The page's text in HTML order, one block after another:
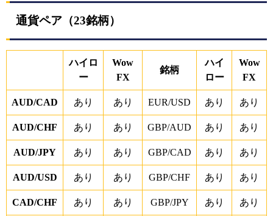
通貨ペア（23銘柄）
ハイロ
ー
Wow
FX
銘柄
ハイ
ロー
Wow
FX
AUD/CAD あり あり EUR/USD あり あり
AUD/CHF あり あり GBP/AUD あり あり
AUD/JPY あり あり GBP/CAD あり あり
AUD/USD あり あり GBP/CHF あり あり
CAD/CHF あり あり GBP/JPY あり あり